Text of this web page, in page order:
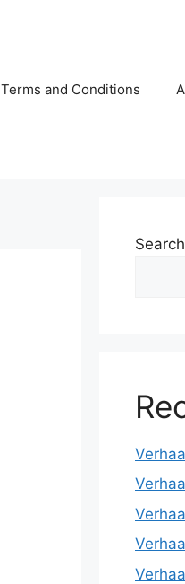
Terms and Conditions
Search